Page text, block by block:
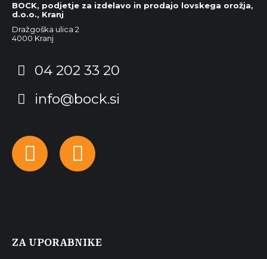
BOCK, podjetje za izdelavo in prodajo lovskega orožja,
d.o.o., Kranj
Dražgoška ulica 2
4000 Kranj
04 202 33 20
info@bock.si
FacebookInstagram
ZA UPORABNIKE